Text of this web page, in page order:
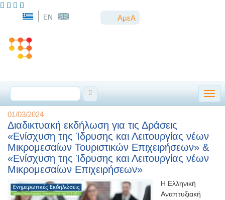
ΑμεΑ
01/03/2024
Διαδικτυακή εκδήλωση για τις Δράσεις
«Ενίσχυση της Ίδρυσης και Λειτουργίας νέων
Μικρομεσαίων Τουριστικών Επιχειρήσεων» &
«Ενίσχυση της Ίδρυσης και Λειτουργίας νέων
Μικρομεσαίων Επιχειρήσεων»
Η Ελληνική
Αναπτυξιακή